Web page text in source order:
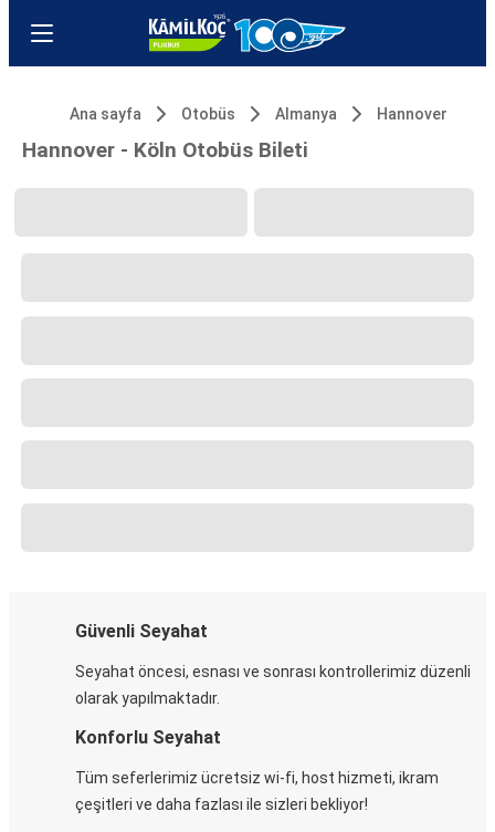
Ana sayfa Otobüs Almanya Hannover
Hannover - Köln Otobüs Bileti
Güvenli Seyahat
Seyahat öncesi, esnası ve sonrası kontrollerimiz düzenli
olarak yapılmaktadır.
Konforlu Seyahat
Tüm seferlerimiz ücretsiz wi-fi, host hizmeti, ikram
çeşitleri ve daha fazlası ile sizleri bekliyor!